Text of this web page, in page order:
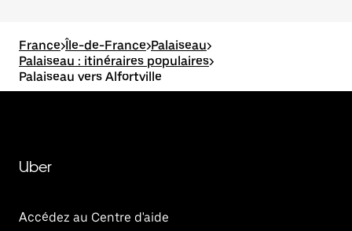
France>Île-de-France>Palaiseau>
Palaiseau : itinéraires populaires>
Palaiseau vers Alfortville
Uber
Accédez au Centre d'aide